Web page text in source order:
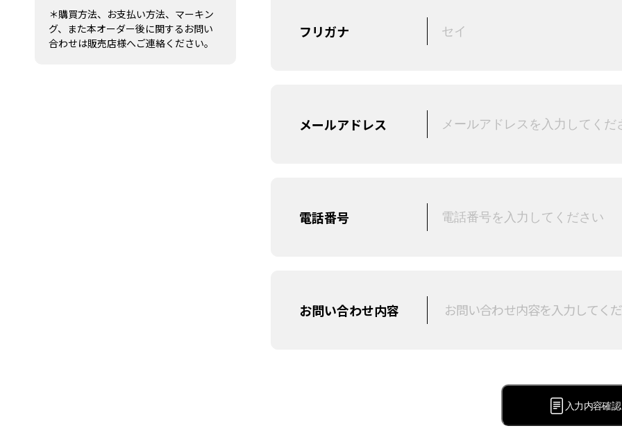
＊購買方法、お支払い方法、マーキン
グ、また本オーダー後に関するお問い
合わせは販売店様へご連絡ください。
フリガナ
メールアドレス
電話番号
お問い合わせ内容
入力内容確認